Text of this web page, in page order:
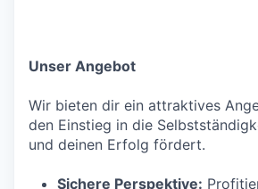
Unser Angebot
Wir bieten dir ein attraktives
den Einstieg in die
und deinen Erfolg fördert.
Sichere Perspektive: